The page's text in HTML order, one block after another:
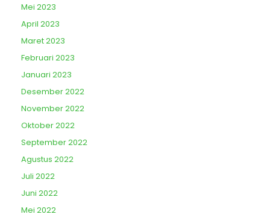
Mei 2023
April 2023
Maret 2023
Februari 2023
Januari 2023
Desember 2022
November 2022
Oktober 2022
September 2022
Agustus 2022
Juli 2022
Juni 2022
Mei 2022